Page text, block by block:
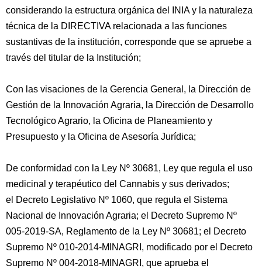
considerando la estructura orgánica del INIA y la naturaleza
técnica de la DIRECTIVA relacionada a las funciones
sustantivas de la institución, corresponde que se apruebe a
través del titular de la Institución;
Con las visaciones de la Gerencia General, la Dirección de
Gestión de la Innovación Agraria, la Dirección de Desarrollo
Tecnológico Agrario, la Oficina de Planeamiento y
Presupuesto y la Oficina de Asesoría Jurídica;
De conformidad con la Ley Nº 30681, Ley que regula el uso
medicinal y terapéutico del Cannabis y sus derivados;
el Decreto Legislativo Nº 1060, que regula el Sistema
Nacional de Innovación Agraria; el Decreto Supremo Nº
005-2019-SA, Reglamento de la Ley Nº 30681; el Decreto
Supremo Nº 010-2014-MINAGRI, modificado por el Decreto
Supremo Nº 004-2018-MINAGRI, que aprueba el